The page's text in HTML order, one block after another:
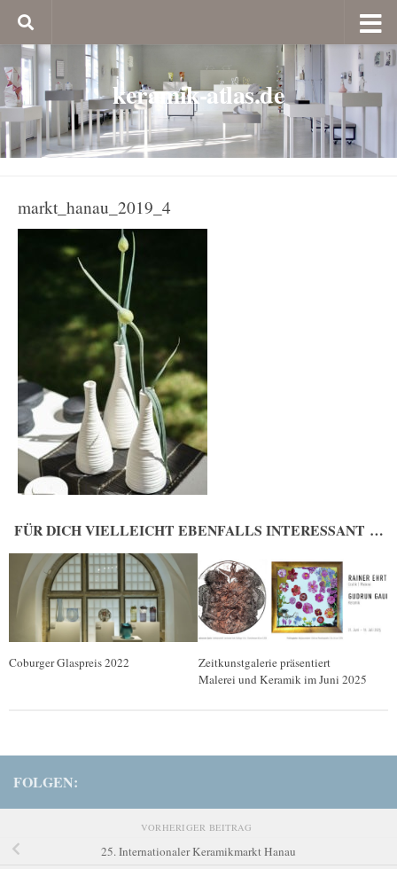
keramik-atlas.de
markt_hanau_2019_4
FÜR DICH VIELLEICHT EBENFALLS INTERESSANT …
Coburger Glaspreis 2022
Zeitkunstgalerie präsentiert
Malerei und Keramik im Juni 2025
FOLGEN:
VORHERIGER BEITRAG
25. Internationaler Keramikmarkt Hanau